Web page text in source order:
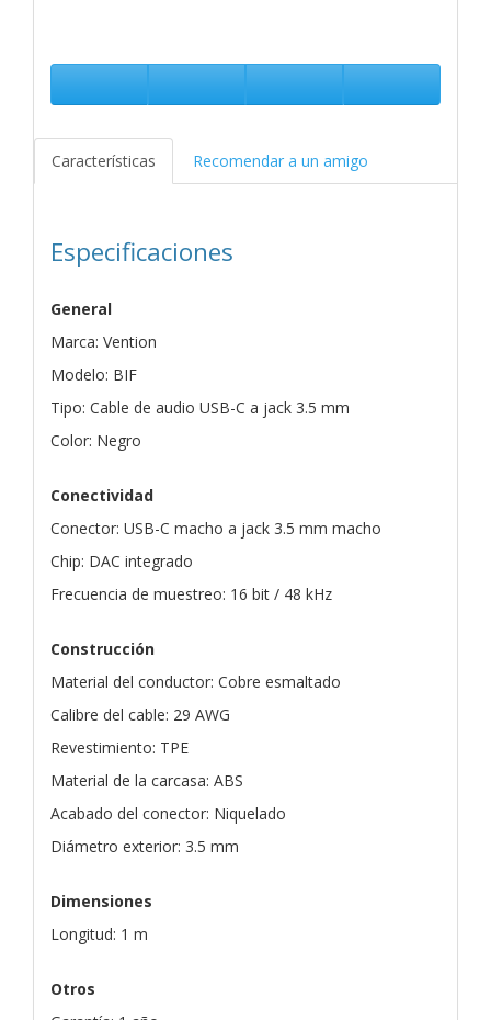
Características Recomendar a un amigo
Especificaciones
General
Marca: Vention
Modelo: BIF
Tipo: Cable de audio USB-C a jack 3.5 mm
Color: Negro
Conectividad
Conector: USB-C macho a jack 3.5 mm macho
Chip: DAC integrado
Frecuencia de muestreo: 16 bit / 48 kHz
Construcción
Material del conductor: Cobre esmaltado
Calibre del cable: 29 AWG
Revestimiento: TPE
Material de la carcasa: ABS
Acabado del conector: Niquelado
Diámetro exterior: 3.5 mm
Dimensiones
Longitud: 1 m
Otros